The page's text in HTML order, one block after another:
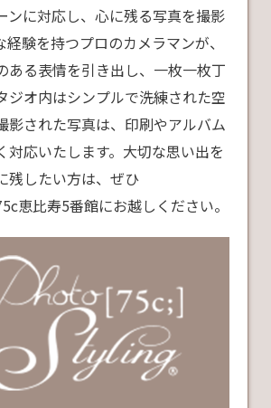
ンに対応し、心に残る写真を撮影
経験を持つプロのカメラマンが、
ある表情を引き出し、一枚一枚丁
ジオ内はシンプルで洗練された空
影された写真は、印刷やアルバム
対応いたします。大切な思い出を
残したい方は、ぜひ
恵比寿5番館にお越しください。